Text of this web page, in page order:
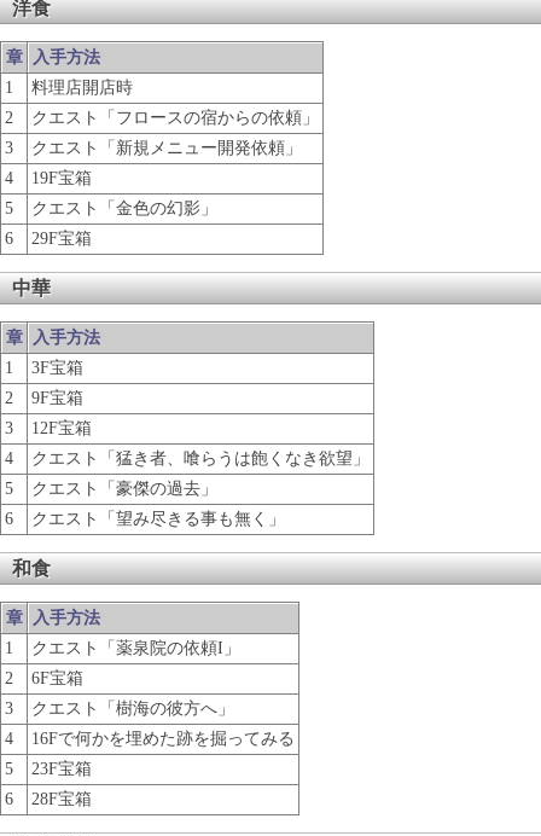
洋食
章
入手方法
1
料理店開店時
2
クエスト「フロースの宿からの依頼」
3
クエスト「新規メニュー開発依頼」
4
19F宝箱
5
クエスト「金色の幻影」
6
29F宝箱
中華
章
入手方法
1
3F宝箱
2
9F宝箱
3
12F宝箱
4
クエスト「猛き者、喰らうは飽くなき欲望」
5
クエスト「豪傑の過去」
6
クエスト「望み尽きる事も無く」
和食
章
入手方法
1
クエスト「薬泉院の依頼I」
2
6F宝箱
3
クエスト「樹海の彼方へ」
4
16Fで何かを埋めた跡を掘ってみる
5
23F宝箱
6
28F宝箱